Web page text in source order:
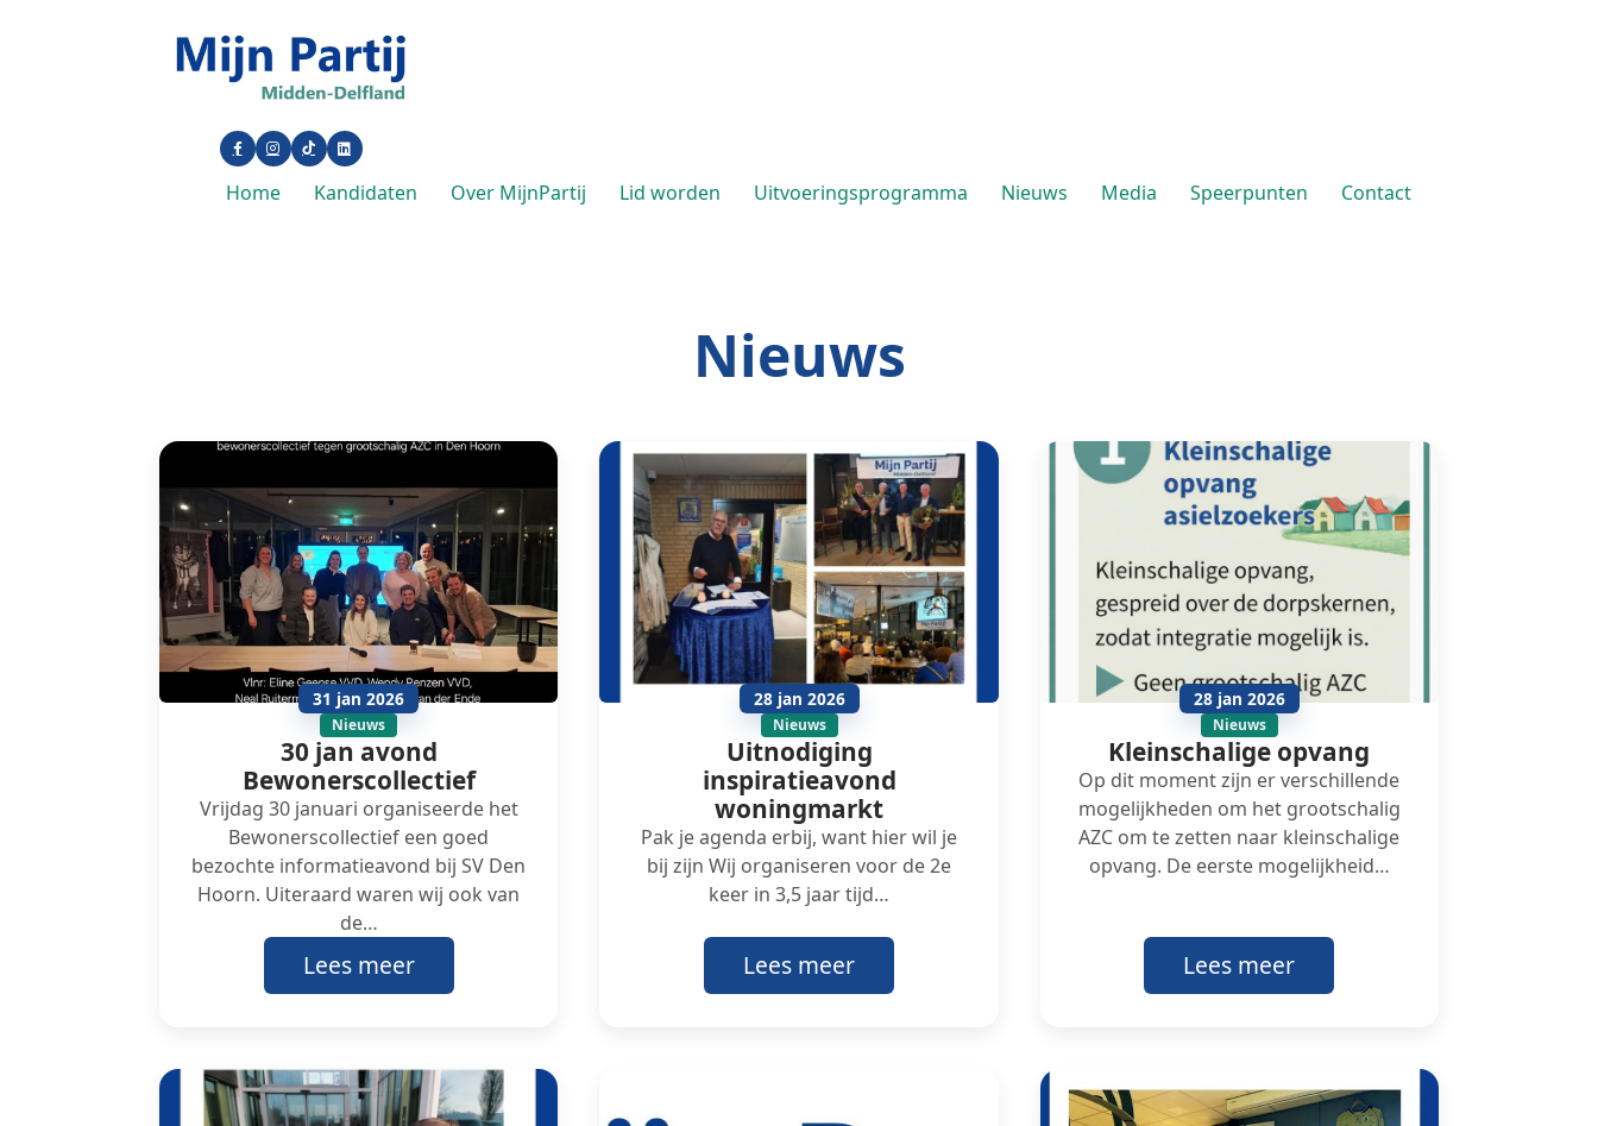
Home Kandidaten Over MijnPartij Lid worden Uitvoeringsprogramma Nieuws Media Speerpunten Contact
Nieuws
31 jan 2026
Nieuws
30 jan avond
Bewonerscollectief
Vrijdag 30 januari organiseerde het
Bewonerscollectief een goed
bezochte informatieavond bij SV Den
Hoorn. Uiteraard waren wij ook van
de…
Lees meer
28 jan 2026
Nieuws
Uitnodiging
inspiratieavond
woningmarkt
Pak je agenda erbij, want hier wil je
bij zijn Wij organiseren voor de 2e
keer in 3,5 jaar tijd…
Lees meer
28 jan 2026
Nieuws
Kleinschalige opvang
Op dit moment zijn er verschillende
mogelijkheden om het grootschalig
AZC om te zetten naar kleinschalige
opvang. De eerste mogelijkheid…
Lees meer